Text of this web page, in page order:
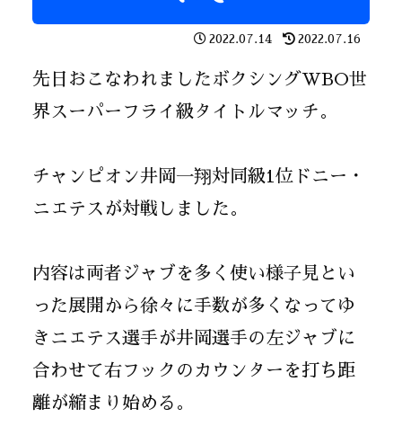
2022.07.14 2022.07.16
先日おこなわれましたボクシングWBO世
界スーパーフライ級タイトルマッチ。
チャンピオン井岡一翔対同級1位ドニー・
ニエテスが対戦しました。
内容は両者ジャブを多く使い様子見とい
った展開から徐々に手数が多くなってゆ
きニエテス選手が井岡選手の左ジャブに
合わせて右フックのカウンターを打ち距
離が縮まり始める。